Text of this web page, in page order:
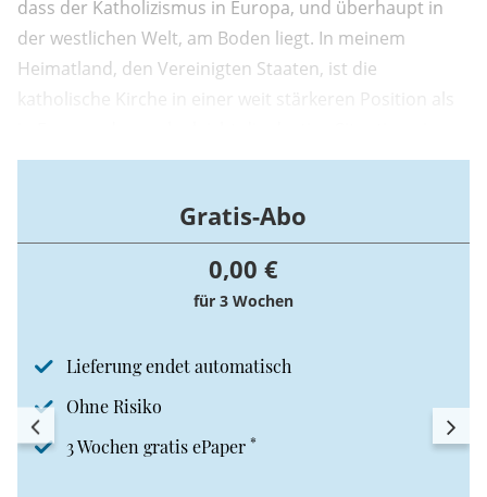
dass der Katholizismus in Europa, und überhaupt in
der westlichen Welt, am Boden liegt. In meinem
Heimatland, den Vereinigten Staaten, ist die
katholische Kirche in einer weit stärkeren Position als
Potemkinschen Dorf. Eine Studie des Pew Research
jährlich für 100 Mitglieder, die sie ...
Gratis-Abo
0,00 €
für 3 Wochen
Lieferung endet automatisch
Ohne Risiko
3 Wochen gratis ePaper *